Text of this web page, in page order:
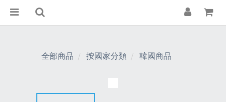
全部商品 按國家分類 韓國商品